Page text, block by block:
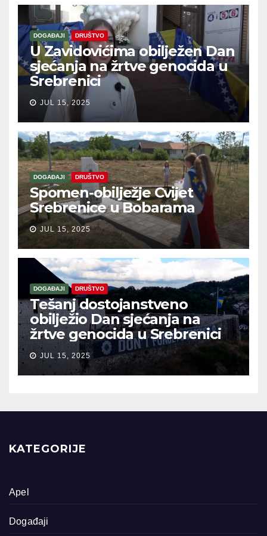
DOGAĐAJI DRUŠTVO
U Zavidovićima obilježen Dan
sjećanja na žrtve genocida u
Srebrenici
JUL 15, 2025
DOGAĐAJI DRUŠTVO
Spomen-obilježje Cvijet
Srebrenice u Bobarama
JUL 15, 2025
DOGAĐAJI DRUŠTVO
Tešanj dostojanstveno
obilježio Dan sjećanja na
žrtve genocida u Srebrenici
JUL 15, 2025
KATEGORIJE
Apel
Događaji